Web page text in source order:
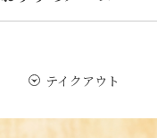
テイクアウト